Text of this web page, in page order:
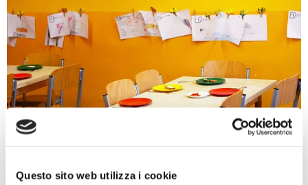
Questo sito web utilizza i cookie
conseguenza del numero estremamente esiguo di